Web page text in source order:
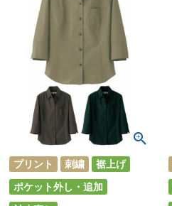
プリント 刺繍
裾上げ
ポケット外し・追加